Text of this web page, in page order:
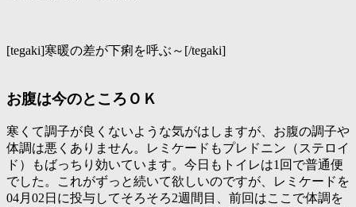
[tegaki]寒暖の差が下痢を呼ぶ～[/tegaki]
お腹は今のところＯＫ
寒くて調子が良くないような気がはしますが、お腹の調子や
体調は悪くありません。レミケードもプレドニン（ステロイ
ド）もばっちり効いています。今日もトイレは1回で普通便
でした。これがずっと続いて欲しいのですが、レミケードを
04月02日に投与してそろそろ2週間目、前回はここで体調を